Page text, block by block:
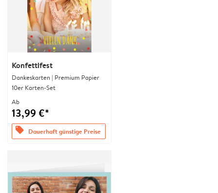
Konfettifest
Dankeskarten | Premium Papier
10er Karten-Set
Ab
13,99 €*
offers Dauerhaft günstige Preise